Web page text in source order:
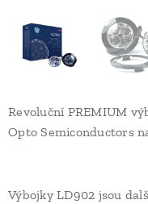
Revoluční PREMIUM
Opto Semiconductors
Výbojky LD902 jsou